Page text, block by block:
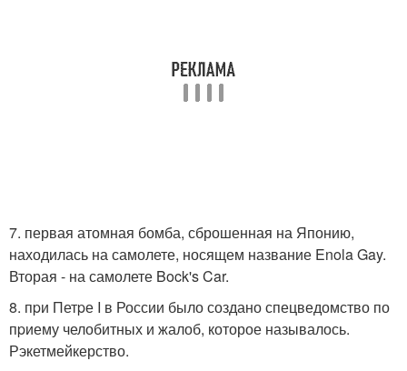
7. первая атомная бомба, сброшенная на Японию,
находилась на самолете, носящем название Enola Gay.
Вторая - на самолете Bock's Car.
8. пpи Петpе I в России было создано спецведомство по
пpиему челобитных и жалоб, которое называлось.
Рэкетмейкерство.